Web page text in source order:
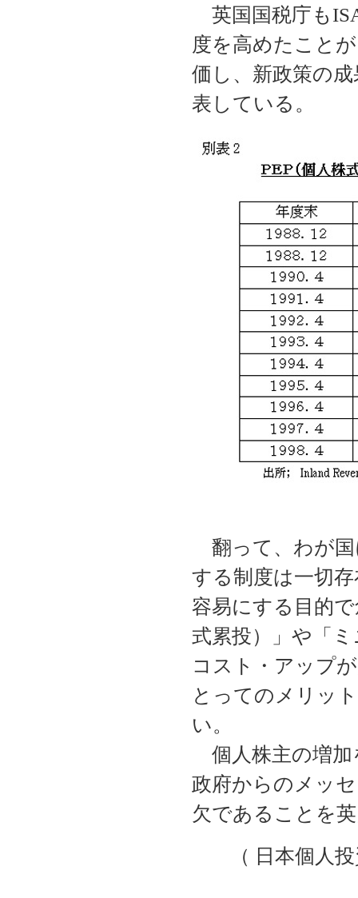
英国国税庁も
度を高めたこと
価し、新政策の
表している。
翻って、わが国
する制度は一切
容易にする目的
式累投）」や「
コスト・アップ
とってのメリッ
い。
個人株主の増加
政府からのメッ
欠であることを
（ 日本個人